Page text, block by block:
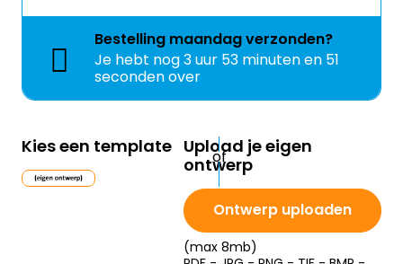
Bestelling maandagverzonden?
Je hebt nog3 uur 53 minuten en 51
seconden over
Kies een template Upload je eigen
ontwerp
Ontwerp uploaden
(max 8mb)